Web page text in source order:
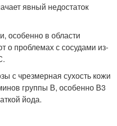
явный недостаток
особенно в области
о проблемах с сосудами из-
с чрезмерная сухость кожи
группы В, особенно В3
йода.